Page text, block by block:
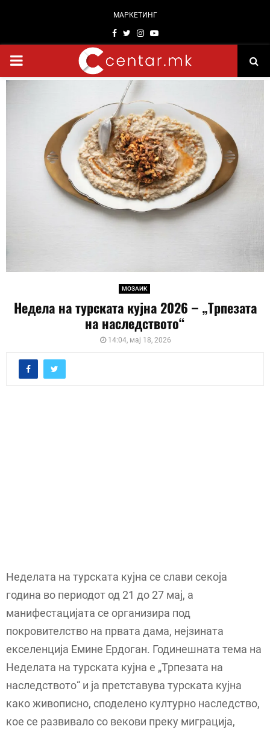
МАРКЕТИНГ
Facebook
TwitterInstagram
Youtube
PRIMARY
МОЗАИК
Недела на турската кујна 2026 – „Трпезата
на наследството“
14:04, мај 18, 2026
Неделата на турската кујна се слави секоја
година во периодот од 21 до 27 мај, а
манифестацијата се организира под
покровителство на првата дама, нејзината
екселенција Емине Ердоган. Годинешната тема на
Неделата на турската кујна е „Трпезата на
наследството“ и ја претставува турската кујна
како живописно, споделено културно наследство,
кое се развивало со векови преку миграција,